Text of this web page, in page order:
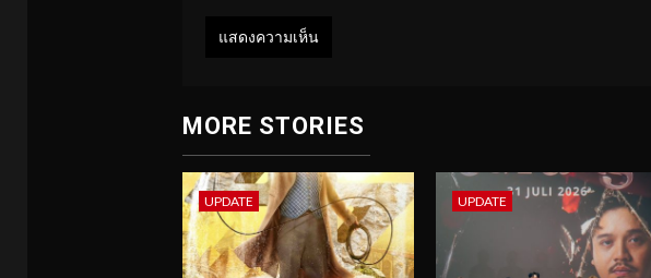
MORE STORIES
UPDATE UPDATE